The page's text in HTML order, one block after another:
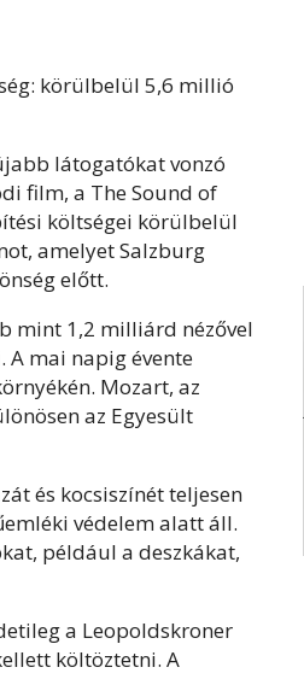
körülbelül 5,6 millió
látogatókat vonzó
film, a The Sound of
költségei körülbelül
amelyet Salzburg
előtt.
mint 1,2 milliárd nézővel
mai napig évente
Mozart, az
az Egyesült
és kocsiszínét teljesen
védelem alatt áll.
például a deszkákat,
a Leopoldskroner
költöztetni. A